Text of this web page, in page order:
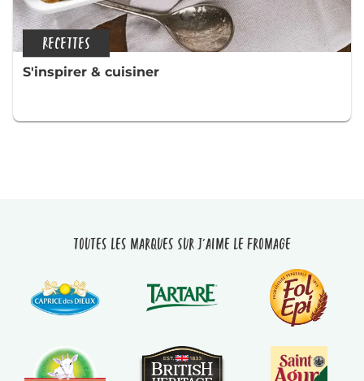
RECETTES
S'inspirer & cuisiner
Toutes les marques sur J'aime le fromage